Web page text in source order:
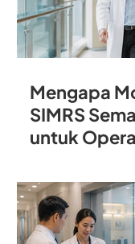
Mengapa
SIMRS
untuk